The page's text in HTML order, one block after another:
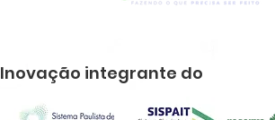
integrante do